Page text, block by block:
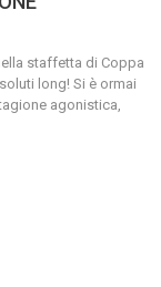
staffetta di Coppa
long! Si è ormai
agonistica,